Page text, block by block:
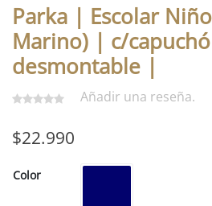
Parka | Escolar
Marino) | c/
desmontable |
Añadir una reseña.
$22.990
Color